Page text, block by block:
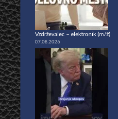
Vzdrževalec – elektronik (m/ž)
07.08.2026